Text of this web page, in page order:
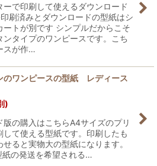
ーで印刷して使えるダウンロード
刷済みとダウンロードの型紙はシ
ートが別です シンプルだからこそ
ンタイプのワンピースです。こち
スが作…
のワンピースの型紙 レディース
)
版の購入はこちらA4サイズのプリ
して使える型紙です。印刷したも
せると実物大の型紙になります。
の発送を希望される…